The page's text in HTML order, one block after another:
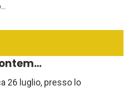
26 luglio, presso lo